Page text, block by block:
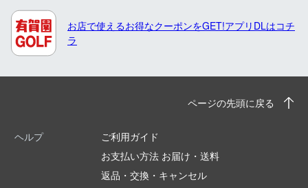
お店で使えるお得なクーポンをGET!アプリDLはコチ
ラ
ページの先頭に戻る
ヘルプ
ご利用ガイド
お支払い方法 お届け・送料
返品・交換・キャンセル